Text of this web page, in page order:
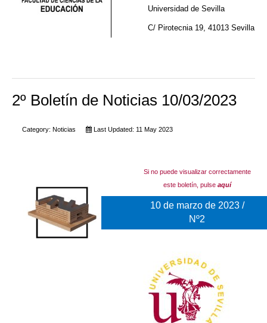
Universidad de Sevilla
C/ Pirotecnia 19, 41013 Sevilla
2º Boletín de Noticias 10/03/2023
Category: Noticias Last Updated: 11 May 2023
Si no puede visualizar correctamente
este boletín, pulse aquí
10 de marzo de 2023 /
Nº2